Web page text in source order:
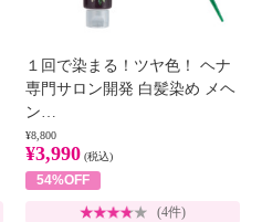
１回で染まる！ツヤ色！ ヘナ
専門サロン開発 白髪染め メヘ
ン…
¥8,800
¥3,990 (税込)
54%OFF
(4件)